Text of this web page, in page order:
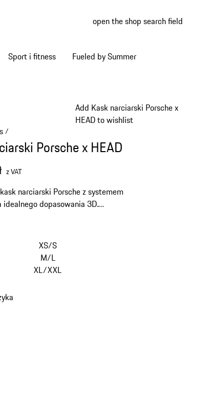
open the shop search field
Sport i fitness Fueled by Summer
Add Kask narciarski Porsche x
HEAD to wishlist
/
Porsche x HEAD
z VAT
narciarski Porsche z systemem
idealnego dopasowania 3D.
bezpieczeństwa.
XS/S
M/L
XL/XXL